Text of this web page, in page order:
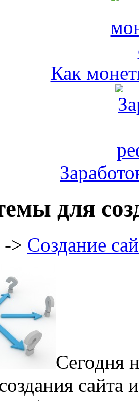
Как
для
-> Создание
Сегодня
сайта